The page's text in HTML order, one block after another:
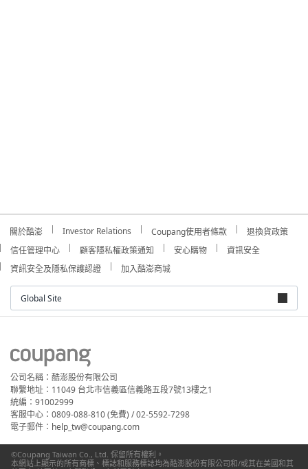
關於酷澎 Investor Relations Coupang使用者條款
退換貨政策
信任管理中心
顧客隱私權政策通知 安心購物
資訊安全
資訊安全及隱私保護認證
加入酷澎商城
Global Site
公司名稱：酷澎股份有限公司
聯繫地址：11049 台北市信義區信義路五段7號13樓之1
統編：91002999
客服中心：0809-088-810 (免費) / 02-5592-7298
電子郵件：help_tw@coupang.com
©Coupang Taiwan Co., Ltd. 保留所有權利。
本網站上顯示的所有商標、標誌和服務標誌均為酷澎股份有限公司和/或其在美國和其